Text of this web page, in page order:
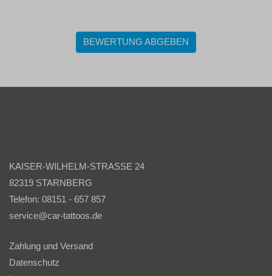
BEWERTUNG ABGEBEN
KAISER-WILHELM-STRASSE 24
82319 STARNBERG
Telefon: 08151 - 657 857
service@car-tattoos.de
Zahlung und Versand
Datenschutz